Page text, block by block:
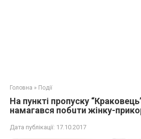
Головна » Події
На пункті пропуску
намагався побuти жінку-
Дата публікації: 17.10.2017